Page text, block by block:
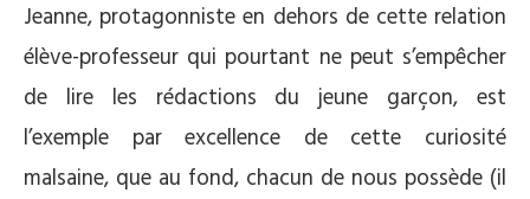
Jeanne, protagonniste en dehors de cette relation
élève-professeur qui pourtant ne peut s’empêcher
de lire les rédactions du jeune garçon, est
l’exemple par excellence de cette curiosité
malsaine, que au fond, chacun de nous possède (il